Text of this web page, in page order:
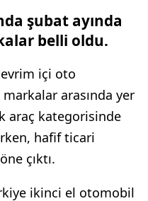
şubat ayında
belli oldu.
içi oto
arasında yer
araç kategorisinde
hafif ticari
çıktı.
ikinci el otomobil